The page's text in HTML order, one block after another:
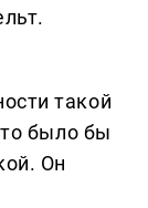
такой
было бы
Он